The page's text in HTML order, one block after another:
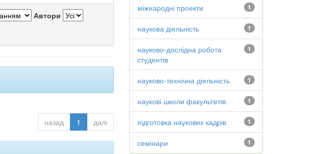
Автори
назад 1 далі
1
міжнародні проекти
1
наукова діяльність
1
науково-дослідна робота
студентів
1
науково-технічна діяльність
1
наукові школи факультетів
1
підготовка наукових кадрів
1
семінари